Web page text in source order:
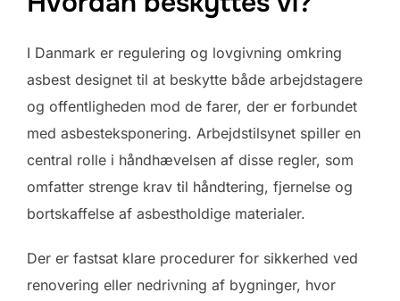
I Danmark er regulering og lovgivning omkring
asbest designet til at beskytte både arbejdstagere
og offentligheden mod de farer, der er forbundet
med asbesteksponering. Arbejdstilsynet spiller en
central rolle i håndhævelsen af disse regler, som
omfatter strenge krav til håndtering, fjernelse og
bortskaffelse af asbestholdige materialer.
Der er fastsat klare procedurer for sikkerhed ved
renovering eller nedrivning af bygninger, hvor